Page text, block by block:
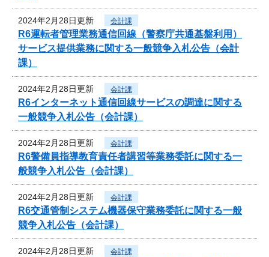
2024年2月28日更新 会計課
R6運転者管理業務通信回線（警察庁共通基盤利用）
サービス提供業務に関する一般競争入札公告（会計
課）
2024年2月28日更新 会計課
R6インターネット通信回線サービスの調達に関する
一般競争入札公告（会計課）
2024年2月28日更新 会計課
R6警備員指導教育責任者講習等業務委託に関する一
般競争入札公告（会計課）
2024年2月28日更新 会計課
R6交通管制システム機器保守業務委託に関する一般
競争入札公告（会計課）
2024年2月28日更新 会計課